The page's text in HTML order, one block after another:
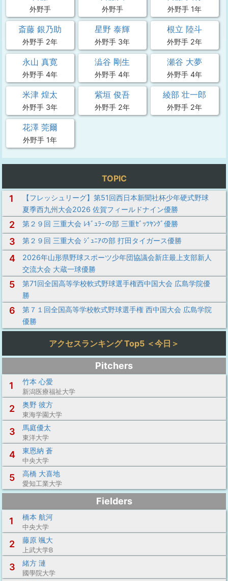
外野手 外野手 外野手 1年
斎藤 銀乃助
外野手 2年
星野 泰輝
外野手 3年
根立 陸斗
外野手 2年
永山 真寛
外野手 4年
澁谷 剛生
外野手 4年
瀬谷 大夢
外野手 4年
米津 煌太
外野手 3年
紫垣 俊吾
外野手 2年
綾部 壮一郎
外野手 2年
花澤 莞爾
外野手 1年
TOPIC
1
【フレッシュリーグ】第51回西日本新聞社杯少年硬式野球
夏季西九州大会2026 佐賀フィールドナイン優勝
2 第２９回 三重大会 ﾚｷﾞｭﾗｰの部 三重ｾﾞｯﾂﾔﾝｸﾞ優勝
3 第２９回 三重大会 ｼﾞｭﾆｱの部 打田タイガース優勝
4
2026年山形県野球スポーツ少年団協議会新庄最上支部新人
交流大会 大蔵一球優勝
5
第71回全国高等学校軟式野球選手権西中国大会 広島学院優
勝
6
第７１回全国高等学校軟式野球選手権 西中国大会 広島学院
優勝
アクセスランキング Top5 ＜今日＞
Pitchers
1
竹本 心愛
新潟医療福祉大学
2 奥野 彼方
東海学園大学
3 馬庭優太
東洋大学
4 東恩納 蒼
中央大学
5 高橋 大喜地
愛知工業大学
Fielders
1
橋本 航河
中央大学
2 藤原 颯大
上武大学B
3 緒方 漣
國學院大学